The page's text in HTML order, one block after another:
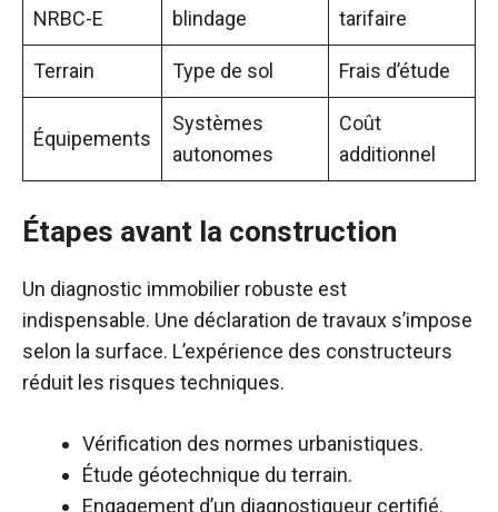
NRBC-E
blindage
tarifaire
Terrain Type de sol Frais d’étude
Équipements
Systèmes
autonomes
Coût
additionnel
Étapes avant la construction
Un diagnostic immobilier robuste est
indispensable. Une déclaration de travaux s’impose
selon la surface. L’expérience des constructeurs
réduit les risques techniques.
Vérification des normes urbanistiques.
Étude géotechnique du terrain.
Engagement d’un diagnostiqueur certifié.